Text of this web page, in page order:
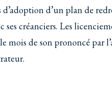
d’un plan de
créanciers. Les
mois de son prononcé par